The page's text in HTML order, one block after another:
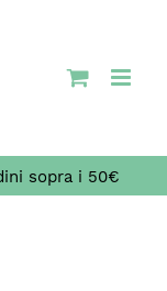
sopra i 50€